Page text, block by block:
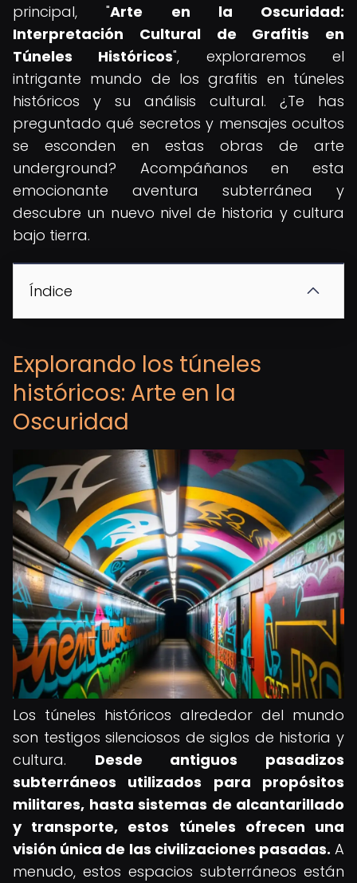
principal, "Arte en la Oscuridad:
Interpretación Cultural de Grafitis en
Túneles Históricos", exploraremos el
intrigante mundo de los grafitis en túneles
históricos y su análisis cultural. ¿Te has
preguntado qué secretos y mensajes ocultos
se esconden en estas obras de arte
underground? Acompáñanos en esta
emocionante aventura subterránea y
descubre un nuevo nivel de historia y cultura
bajo tierra.
Índice
Explorando los túneles
históricos: Arte en la
Oscuridad
Los túneles históricos alrededor del mundo
son testigos silenciosos de siglos de historia y
cultura. Desde antiguos pasadizos
subterráneos utilizados para propósitos
militares, hasta sistemas de alcantarillado
y transporte, estos túneles ofrecen una
visión única de las civilizaciones pasadas. A
menudo, estos espacios subterráneos están